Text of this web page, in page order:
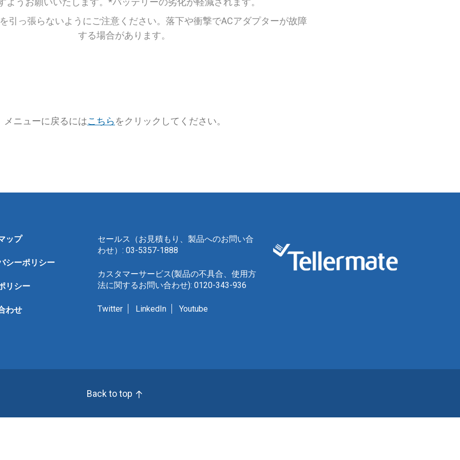
引っ張らないようにご注意ください。落下や衝撃でACアダプターが故障
する場合があります。
メニューに戻るにはこちらをクリックしてください。
ップ
シーポリシー
リシー
わせ
セールス（お見積もり、製品へのお問い合
わせ）: 03-5357-1888
カスタマーサービス(製品の不具合、使用方
法に関するお問い合わせ): 0120-343-936
Twitter LinkedIn Youtube
Back to top